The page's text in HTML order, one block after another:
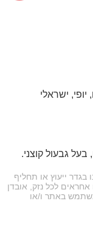
ישראלי
גבעול קוצני.
ייעוץ או תחליף
אחראים לכל נזק, אובדן
באתר ו/או